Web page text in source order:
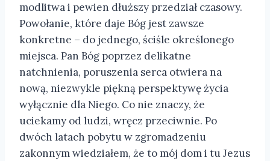
modlitwa i pewien dłuższy przedział czasowy.
Powołanie, które daje Bóg jest zawsze
konkretne – do jednego, ściśle określonego
miejsca. Pan Bóg poprzez delikatne
natchnienia, poruszenia serca otwiera na
nową, niezwykle piękną perspektywę życia
wyłącznie dla Niego. Co nie znaczy, że
uciekamy od ludzi, wręcz przeciwnie. Po
dwóch latach pobytu w zgromadzeniu
zakonnym wiedziałem, że to mój dom i tu Jezus